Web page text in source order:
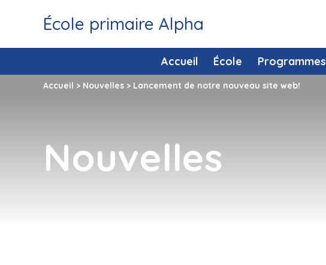
École primaire Alpha
Accueil École Programmes
Accueil > Nouvelles > Lancement de notre nouveau site web!
Nouvelles